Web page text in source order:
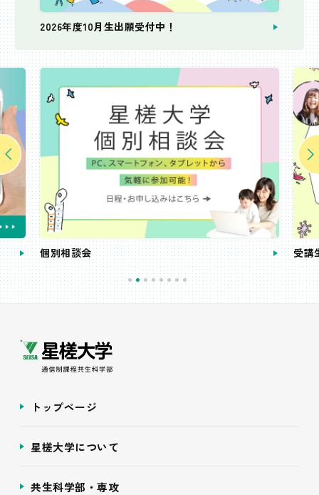
2026年度10月生出願受付中！
個別相談会 受講
トップページ
星槎大学について
共生科学部・専攻